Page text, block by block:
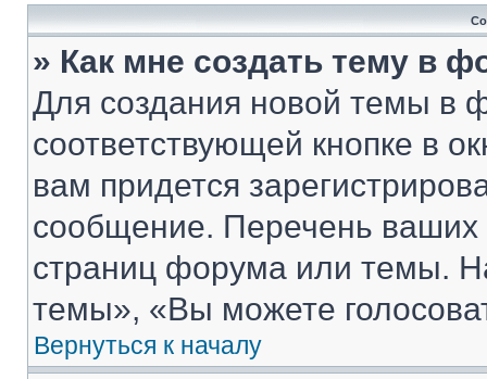
» Как мне создать тему в
Для создания новой темы в
соответствующей кнопке в
вам придется
сообщение. Перечень ваших
страниц форума или темы.
темы», «Вы можете
Вернуться к началу